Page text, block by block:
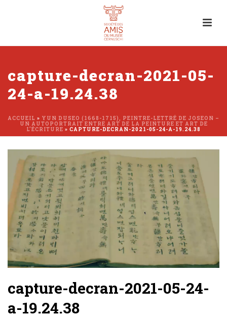
capture-decran-2021-05-
24-a-19.24.38
ACCUEIL » YUN DUSEO (1668-1715), PEINTRE-LETTRÉ DE JOSEON –
UN AUTOPORTRAIT ENTRE ART DE LA PEINTURE ET ART DE
L’ÉCRITURE » CAPTURE-DECRAN-2021-05-24-A-19.24.38
capture-decran-2021-05-24-
a-19.24.38